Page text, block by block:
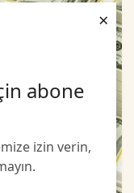
abone
izin verin,
×